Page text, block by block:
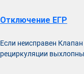
Отключение ЕГР
Если неисправен
рециркуляции